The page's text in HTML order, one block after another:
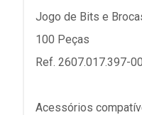
Jogo de Bits e
100 Peças
Ref. 2607.017.397-
Acessórios